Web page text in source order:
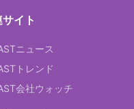
サイト
ニュース
トレンド
会社ウォッチ